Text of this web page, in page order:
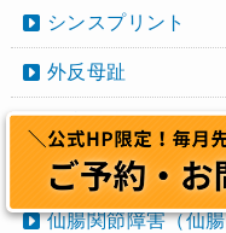
シンスプリント
外反母趾
足底腱膜炎
頚椎症性神経根症
仙腸関節障害（仙